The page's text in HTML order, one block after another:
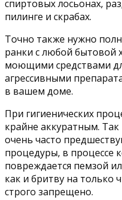
спиртовых лосьонах,
пилинге и скрабах.
Точно также нужно
ранки с любой бытовой
моющими средствами
агрессивными
в вашем доме.
При гигиенических
крайне аккуратным.
очень часто
процедуры, в процессе
повреждается пемзой
как и бритву на только
строго запрещено.